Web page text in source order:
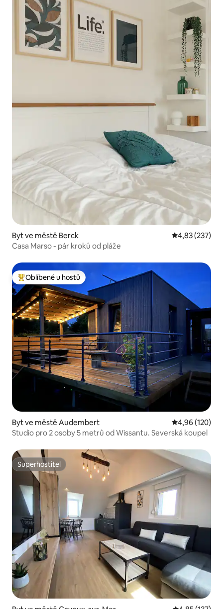
Byt ve městě Berck Průměrné
4,83 (237)
Casa Marso - pár kroků od pláže
Nejlepší v kategorii Oblíbené u hostů
Oblíbené u hostů
Byt ve městě Audembert Průměrné
4,96 (120)
Studio pro 2 osoby 5 metrů od Wissantu. Severská koupel
Superhostitel
Superhostitel